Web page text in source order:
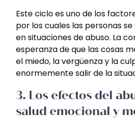
Este ciclo es uno de los
por los cuales las personas
en situaciones de abuso. La
esperanza de que las cosas
el miedo, la vergüenza y la
enormemente salir de la
3. Los efectos del
salud emocional y